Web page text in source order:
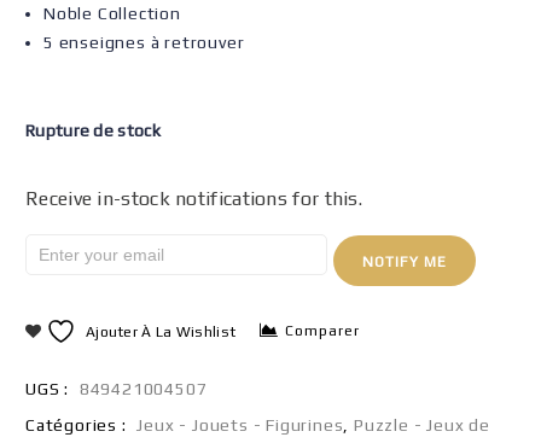
Noble Collection
5 enseignes à retrouver
Rupture de stock
Receive in-stock notifications for this.
NOTIFY ME
Ajouter À La Wishlist Comparer
UGS :
849421004507
Catégories :
Jeux - Jouets - Figurines ,Puzzle - Jeux de